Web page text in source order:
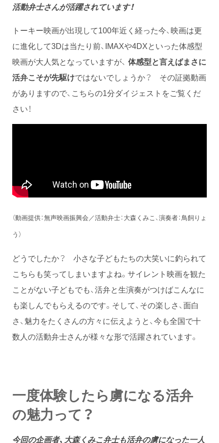
活動弁士さんが活躍されています！
トーキー映画が出現して100年近く経った今、映画は更
に進化して3Dは当たり前、IMAXや4DXといった体感型
映画が大人気となっていますが、 体感型と言えばまさに
活弁こそが先駆けではないでしょうか？ その証拠動画
がありますので、こちらの1分ダイジェストをご覧くだ
さい！
（動画提供：無声映画振興会／活動弁士：大森くみこ、演奏者：鳥飼りょ
う）
どうでしたか？ 小さな子どもたちの大笑いに釣られて
こちらも笑ってしまいますよね。サイレント映画を観た
ことがない子どもでも、活弁と生演奏がつけばこんなに
も楽しんでもらえるのです。そして、その楽しさ、面白
さ、魅力をたくさんの方々に伝えようと、今も全国で十
数人の活動弁士さんが様々な形で活躍されています。
一度体験したら虜になる活弁
の魅力って？
今回の企画者、大森くみこ弁士も活弁の虜になった一人